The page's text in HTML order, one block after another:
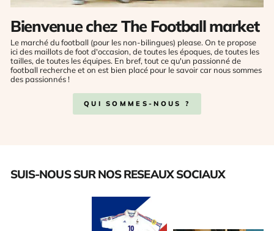
Bienvenue chez The Football market
Le marché du football (pour les non-bilingues) please. On te propose
ici des maillots de foot d'occasion, de toutes les époques, de toutes les
tailles, de toutes les équipes. En bref, tout ce qu'un passionné de
football recherche et on est bien placé pour le savoir car nous sommes
des passionnés !
QUI SOMMES-NOUS ?
SUIS-NOUS SUR NOS RESEAUX SOCIAUX